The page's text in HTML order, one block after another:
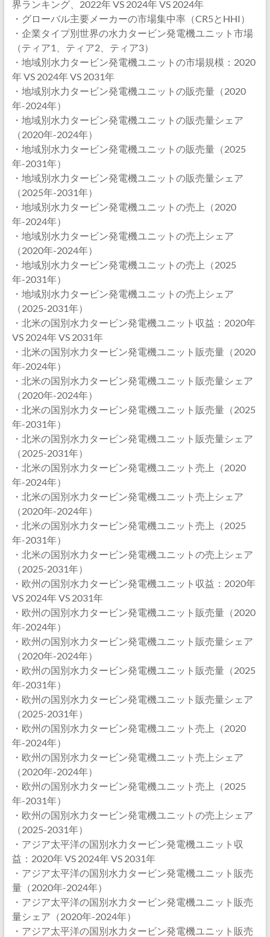
界ランキング、2022年 VS 2024年 VS 2024年
・グローバル主要メーカーの市場集中率（CR5とHHI）
・企業タイプ別世界の水力タービン発電機ユニット市場
（ティア1、ティア2、ティア3）
・地域別水力タービン発電機ユニットの市場規模：2020
年 VS 2024年 VS 2031年
・地域別水力タービン発電機ユニットの販売量（2020
年-2024年）
・地域別水力タービン発電機ユニットの販売量シェア
（2020年-2024年）
・地域別水力タービン発電機ユニットの販売量（2025
年-2031年）
・地域別水力タービン発電機ユニットの販売量シェア
（2025年-2031年）
・地域別水力タービン発電機ユニットの売上（2020
年-2024年）
・地域別水力タービン発電機ユニットの売上シェア
（2020年-2024年）
・地域別水力タービン発電機ユニットの売上（2025
年-2031年）
・地域別水力タービン発電機ユニットの売上シェア
（2025-2031年）
・北米の国別水力タービン発電機ユニット収益：2020年
VS 2024年 VS 2031年
・北米の国別水力タービン発電機ユニット販売量（2020
年-2024年）
・北米の国別水力タービン発電機ユニット販売量シェア
（2020年-2024年）
・北米の国別水力タービン発電機ユニット販売量（2025
年-2031年）
・北米の国別水力タービン発電機ユニット販売量シェア
（2025-2031年）
・北米の国別水力タービン発電機ユニット売上（2020
年-2024年）
・北米の国別水力タービン発電機ユニット売上シェア
（2020年-2024年）
・北米の国別水力タービン発電機ユニット売上（2025
年-2031年）
・北米の国別水力タービン発電機ユニットの売上シェア
（2025-2031年）
・欧州の国別水力タービン発電機ユニット収益：2020年
VS 2024年 VS 2031年
・欧州の国別水力タービン発電機ユニット販売量（2020
年-2024年）
・欧州の国別水力タービン発電機ユニット販売量シェア
（2020年-2024年）
・欧州の国別水力タービン発電機ユニット販売量（2025
年-2031年）
・欧州の国別水力タービン発電機ユニット販売量シェア
（2025-2031年）
・欧州の国別水力タービン発電機ユニット売上（2020
年-2024年）
・欧州の国別水力タービン発電機ユニット売上シェア
（2020年-2024年）
・欧州の国別水力タービン発電機ユニット売上（2025
年-2031年）
・欧州の国別水力タービン発電機ユニットの売上シェア
（2025-2031年）
・アジア太平洋の国別水力タービン発電機ユニット収
益：2020年 VS 2024年 VS 2031年
・アジア太平洋の国別水力タービン発電機ユニット販売
量（2020年-2024年）
・アジア太平洋の国別水力タービン発電機ユニット販売
量シェア（2020年-2024年）
・アジア太平洋の国別水力タービン発電機ユニット販売